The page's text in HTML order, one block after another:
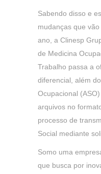
Sabendo disso e
mudanças que
ano, a Clinesp
de Medicina
Trabalho passa a
diferencial, além
Ocupacional
arquivos no
processo de
Social mediante
Somo uma
que busca por